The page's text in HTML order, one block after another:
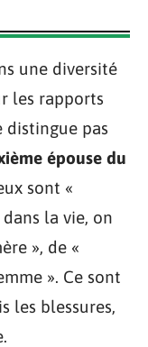
une diversité
les rapports
distingue pas
épouse du
sont «
la vie, on
», de «
». Ce sont
les blessures,